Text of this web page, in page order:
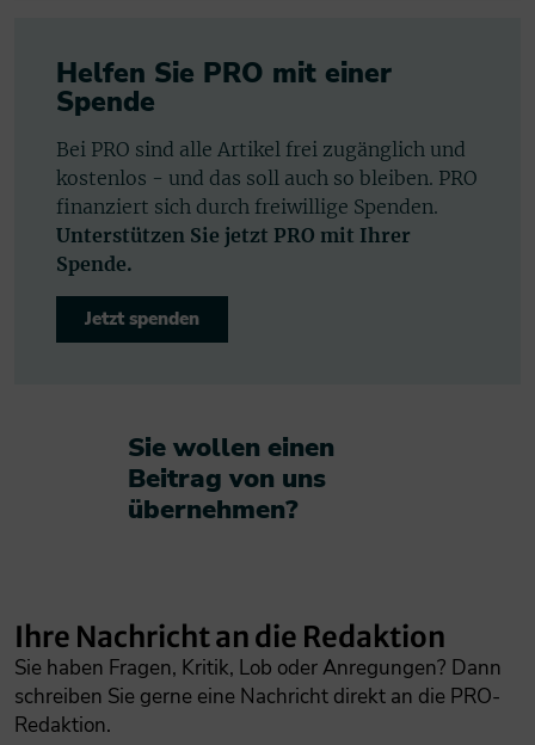
Helfen Sie PRO mit einer
Spende
Bei PRO sind alle Artikel frei zugänglich und
kostenlos - und das soll auch so bleiben. PRO
finanziert sich durch freiwillige Spenden.
Unterstützen Sie jetzt PRO mit Ihrer
Spende.
Jetzt spenden
Sie wollen einen
Beitrag von uns
übernehmen?​
Ihre Nachricht an die Redaktion
Sie haben Fragen, Kritik, Lob oder Anregungen? Dann
schreiben Sie gerne eine Nachricht direkt an die PRO-
Redaktion.